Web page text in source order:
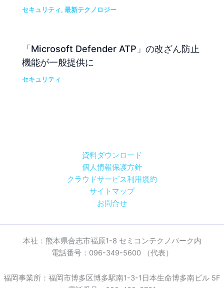
セキュリティ ,最新テクノロジー
「Microsoft Defender ATP」の改ざん防止
機能が一般提供に
セキュリティ
資料ダウンロード
個人情報保護方針
クラウドサービス利用規約
サイトマップ
お問合せ
本社：熊本県合志市福原1-8 セミコンテクノパーク内
電話番号：096-349-5600 （代表）
福岡事業所：福岡市博多区博多駅南1-3-1日本生命博多南ビル 5F